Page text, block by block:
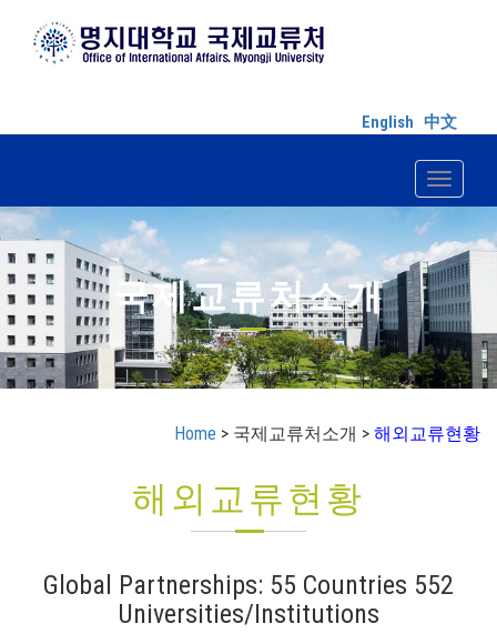
English 中文
Toggle
국제교류처소개
Home > 국제교류처소개 > 해외교류현황
해외교류현황
Global Partnerships: 55 Countries 552
Universities/Institutions